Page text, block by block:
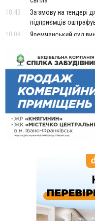
10:43
За змову на тендері
підприємців
10:09
Яремчанський суд
09:53
В урочищі біля
вагову гирку XII–XIII
09:39
У Франківську
на аорті
Вчора
22:22 ФОТО У
хлопчика з
Загальна площа всіх
На "зебрі" у
Прикарпаття серед
рекордсмен за
ВІДЕО Де безпечно
У Франківську